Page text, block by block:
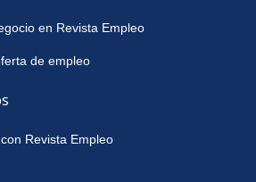
en Revista Empleo
de empleo
Revista Empleo